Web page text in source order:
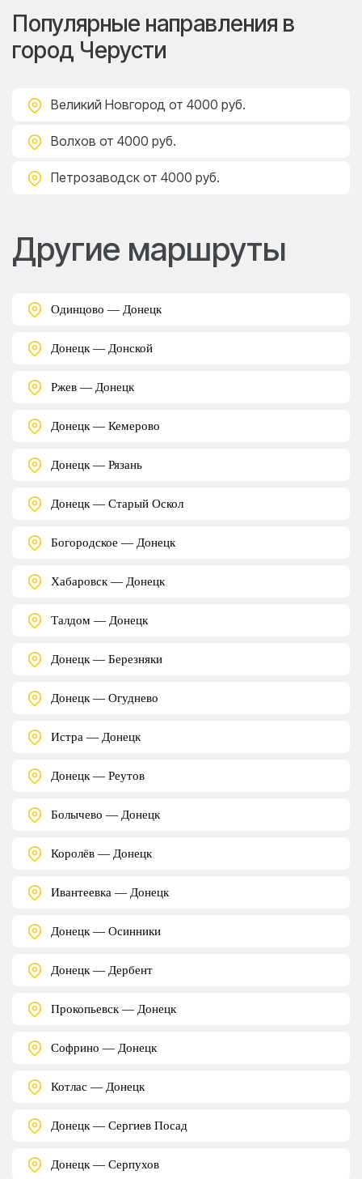
Популярные направления в
город Черусти
Великий Новгород от 4000 руб.
Волхов от 4000 руб.
Петрозаводск от 4000 руб.
Другие маршруты
Одинцово — Донецк
Донецк — Донской
Ржев — Донецк
Донецк — Кемерово
Донецк — Рязань
Донецк — Старый Оскол
Богородское — Донецк
Хабаровск — Донецк
Талдом — Донецк
Донецк — Березняки
Донецк — Огуднево
Истра — Донецк
Донецк — Реутов
Болычево — Донецк
Королёв — Донецк
Ивантеевка — Донецк
Донецк — Осинники
Донецк — Дербент
Прокопьевск — Донецк
Софрино — Донецк
Котлас — Донецк
Донецк — Сергиев Посад
Донецк — Серпухов